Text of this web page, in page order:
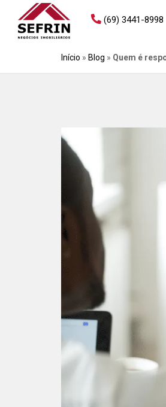
(69) 3441-8998
Início » Blog » Quem é